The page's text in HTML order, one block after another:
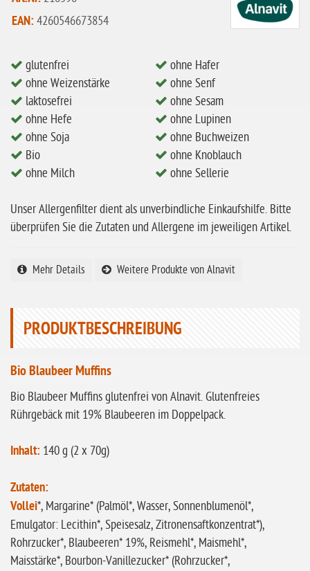
ohne Mandeln
ohne Milch
ohne Zuckerzusatz
ohne Reis
ohne Mais
ohne Senf
ohne Sesam
ohne Lupinen
ohne Guarkernmehl
ohne Sellerie
ohne
Sonnenblumen
ohne Palmöl
EAN: 4260546673854
glutenfrei
ohne Weizenstärke
laktosefrei
ohne Hefe
ohne Soja
Bio
ohne Milch
ohne Hafer
ohne Senf
ohne Sesam
ohne Lupinen
ohne Buchweizen
ohne Knoblauch
ohne Sellerie
Unser Allergenfilter dient als unverbindliche Einkaufshilfe. Bitte
überprüfen Sie die Zutaten und Allergene im jeweiligen Artikel.
Mehr Details Weitere Produkte von Alnavit
PRODUKTBESCHREIBUNG
Bio Blaubeer Muffins
Bio Blaubeer Muffins glutenfrei von Alnavit. Glutenfreies
Rührgebäck mit 19% Blaubeeren im Doppelpack.
Inhalt: 140 g (2 x 70g)
Zutaten:
Vollei*, Margarine* (Palmöl*, Wasser, Sonnenblumenöl*,
Emulgator: Lecithin*, Speisesalz, Zitronensaftkonzentrat*),
Rohrzucker*, Blaubeeren* 19%, Reismehl*, Maismehl*,
Maisstärke*, Bourbon-Vanillezucker* (Rohrzucker*,